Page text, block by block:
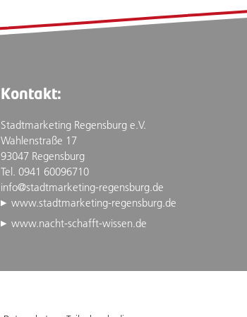
Kontakt:
Stadtmarketing Regensburg e.V.
Wahlenstraße 17
93047 Regensburg
Tel. 0941 60096710
info@stadtmarketing-regensburg.de
www.stadtmarketing-regensburg.de
www.nacht-schafft-wissen.de